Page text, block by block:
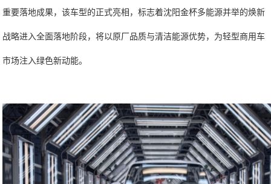
重要落地成果，该车型的正式亮相，标志着沈阳金杯多能源并举的焕新
战略进入全面落地阶段，将以原厂品质与清洁能源优势，为轻型商用车
市场注入绿色新动能。